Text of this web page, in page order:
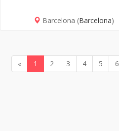
Barcelona (Barcelona)
« 1 2 3 4 5 6